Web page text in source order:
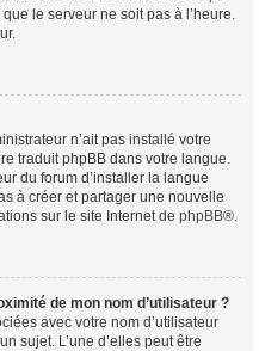
le serveur ne soit pas à l’heure.
n’ait pas installé votre
traduit phpBB dans votre langue.
du forum d’installer la langue
à créer et partager une nouvelle
sur le site Internet de phpBB®.
de mon nom d’utilisateur ?
avec votre nom d’utilisateur
sujet. L’une d’elles peut être